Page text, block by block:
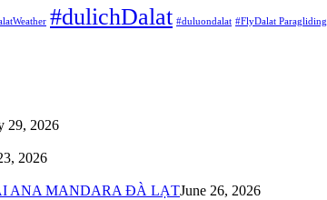
#dulichDalat #duluondalat #FlyDalat Paragliding
29, 2026
2026
ANA MANDARA ĐÀ LẠTJune 26, 2026